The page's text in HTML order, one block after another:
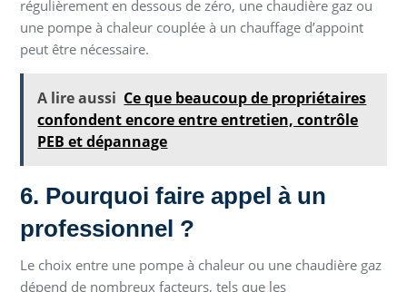
régulièrement en dessous de zéro, une chaudière gaz ou
une pompe à chaleur couplée à un chauffage d’appoint
peut être nécessaire.
A lire aussi Ce que beaucoup de propriétaires
confondent encore entre entretien, contrôle
PEB et dépannage
6. Pourquoi faire appel à un
professionnel ?
Le choix entre une pompe à chaleur ou une chaudière gaz
dépend de nombreux facteurs, tels que les